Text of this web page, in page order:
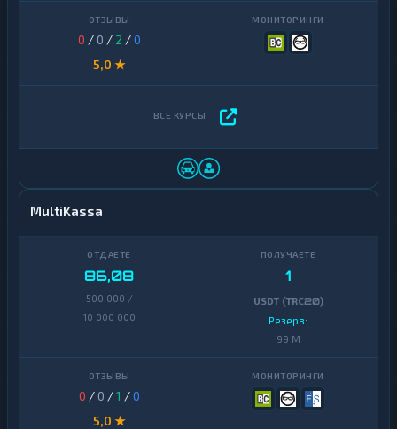
0 / 0 / 2 /0
5,0 ★
MultiKassa
86,08
500 000 /
10 000 000
1
USDT (TRC20)
Резерв:
99 M
0 / 0 /1 /0
5,0 ★